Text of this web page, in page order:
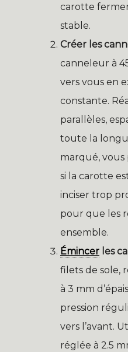
carotte
stable.
Créer les
canneleur à
vers vous en
constante.
parallèles,
toute la
marqué,
si la carotte
inciser trop
pour que les
ensemble.
Émincer les
filets de sole,
à 3 mm
pression
vers l’avant.
réglée à 2.5